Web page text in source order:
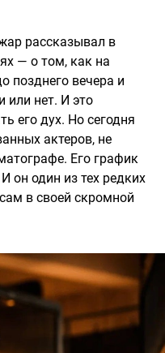
рассказывал в
— о том, как на
позднего вечера и
или нет. И это
его дух. Но сегодня
актеров, не
Его график
он один из тех редких
в своей скромной